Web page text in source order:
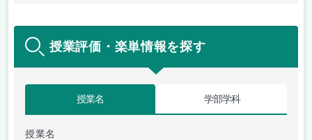
授業評価・楽単情報を探す
授業名 学部学科
授業名